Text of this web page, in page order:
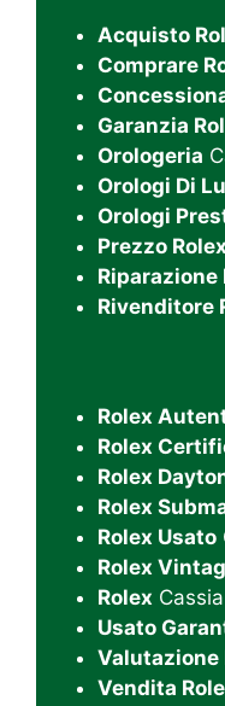
Acquisto
Comprare
Garanzia
Orologeria
Orologi Di
Orologi
Prezzo Rolex
Riparazione
Rivenditore
Rolex
Rolex
Rolex
Rolex
Rolex Usato
Rolex
Rolex Cassia
Usato
Valutazione
Vendita